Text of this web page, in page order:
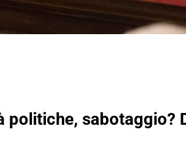
sabotaggio?